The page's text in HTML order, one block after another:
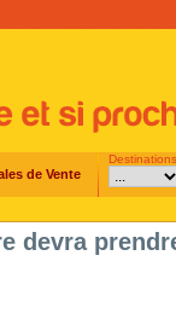
de Vente
Destinations
devra